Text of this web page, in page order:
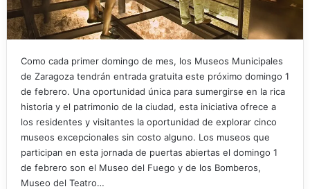
Como cada primer domingo de mes, los Museos Municipales
de Zaragoza tendrán entrada gratuita este próximo domingo 1
de febrero. Una oportunidad única para sumergirse en la rica
historia y el patrimonio de la ciudad, esta iniciativa ofrece a
los residentes y visitantes la oportunidad de explorar cinco
museos excepcionales sin costo alguno. Los museos que
participan en esta jornada de puertas abiertas el domingo 1
de febrero son el Museo del Fuego y de los Bomberos,
Museo del Teatro…